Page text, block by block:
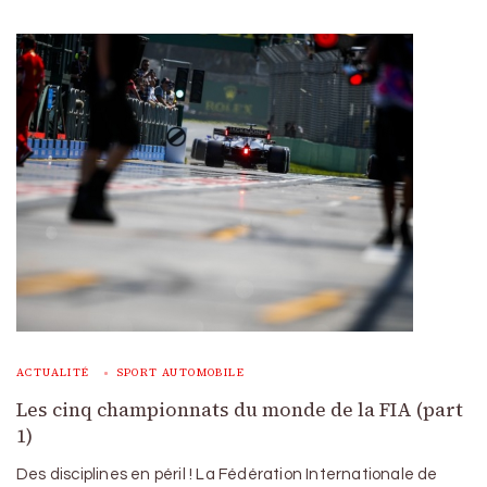
ACTUALITÉ SPORT AUTOMOBILE
Les cinq championnats du monde de la FIA (part
1)
Des disciplines en péril ! La Fédération Internationale de